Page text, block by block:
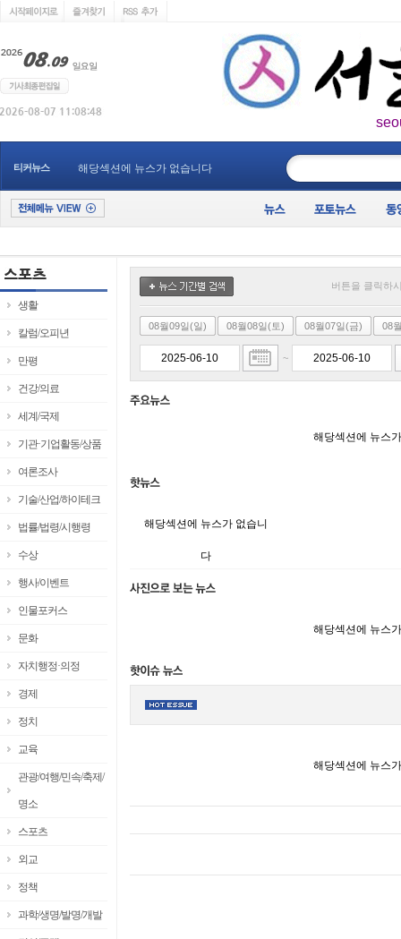
티커뉴스 해당섹션에 뉴스가 없습니다
생활
칼럼/오피년
만평
건강/의료
세계/국제
기관·기업활동/상품
여론조사
기술/산업/하이테크
법률/법령/시행령
수상
행사/이벤트
인물포커스
문화
자치행정·의정
경제
정치
교육
관광/여행/민속/축제/
명소
스포츠
외교
정책
과학/생명/발명/개발
버튼을 클릭하
08월09일(일) 08월08일(토) 08월07일(금) 08
~
해당섹션에 뉴스
해당섹션에 뉴스가 없습니
다
해당섹션에 뉴스
해당섹션에 뉴스